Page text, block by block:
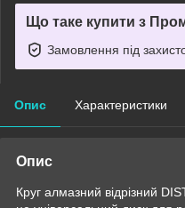
Що таке купити з
Замовлення під
Опис Характеристики
Опис
Круг алмазний відрізний